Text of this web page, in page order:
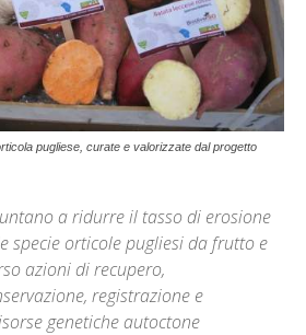
pugliese, curate e valorizzate dal progetto
a ridurre il tasso di erosione
specie orticole pugliesi da frutto e
azioni di recupero,
registrazione e
genetiche autoctone